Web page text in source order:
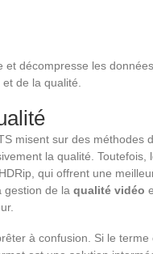
et décompresse les
de la qualité.
misent sur des méthodes
la qualité.
qui offrent une
gestion de la qualité vidéo
à confusion. Si le terme